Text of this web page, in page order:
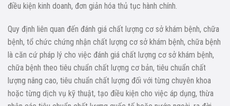
điều kiện kinh doanh, đơn giản hóa thủ tục hành chính.
Quy định liên quan đến đánh giá chất lượng cơ sở khám bệnh, chữa
bệnh, tổ chức chứng nhận chất lượng cơ sở khám bệnh, chữa bệnh
là căn cứ pháp lý cho việc đánh giá chất lượng cơ sở khám bệnh,
chữa bệnh theo tiêu chuẩn chất lượng cơ bản, tiêu chuẩn chất
lượng nâng cao, tiêu chuẩn chất lượng đối với từng chuyên khoa
hoặc từng dịch vụ kỹ thuật, tạo điều kiện cho việc áp dụng, thừa